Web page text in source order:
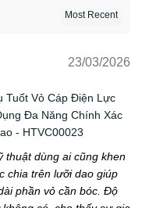
23/03/2026
Tuốt Vỏ Cáp Điện Lực
Đa Năng Chính Xác
- HTVC00023
thuật dùng ai cũng khen
chia trên lưỡi dao giúp
phần vỏ cần bóc. Độ